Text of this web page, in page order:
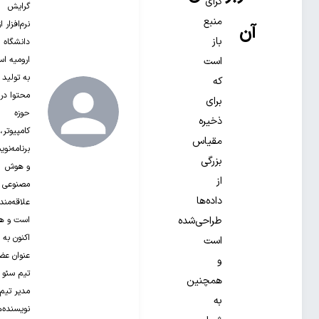
آن
منبع
باز
است
که
برای
ذخیره
مقیاس
بزرگی
از
داده‌ها
طراحی‌شده
است
و
همچنین
به
گرایش
نرم‌افزار از
دانشگاه
ارومیه
به تولید
محتوا در
حوزه
کامپیوتر،
و هوش
مصنوعی
علاقه‌مند‌
است و
اکنون به
عنوان
تیم سئو
مدیر تیم